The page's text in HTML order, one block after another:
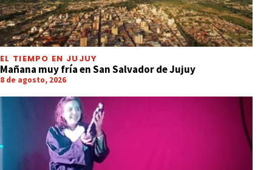
EL TIEMPO EN JUJUY
Mañana muy fría en San Salvador de Jujuy
8 de agosto, 2026